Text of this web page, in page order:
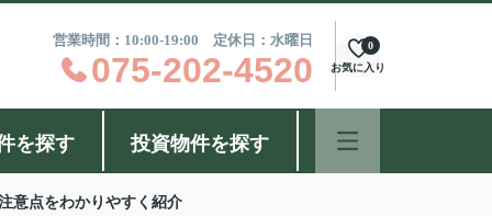
営業時間：10:00-19:00 定休日：水曜日
075-202-4520 お気に入り
0
を探す 投資物件を探す
意点をわかりやすく紹介